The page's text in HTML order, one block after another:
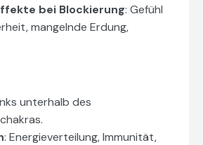
bei Blockierung: Gefühl
mangelnde Erdung,
unterhalb des
: Energieverteilung, Immunität,